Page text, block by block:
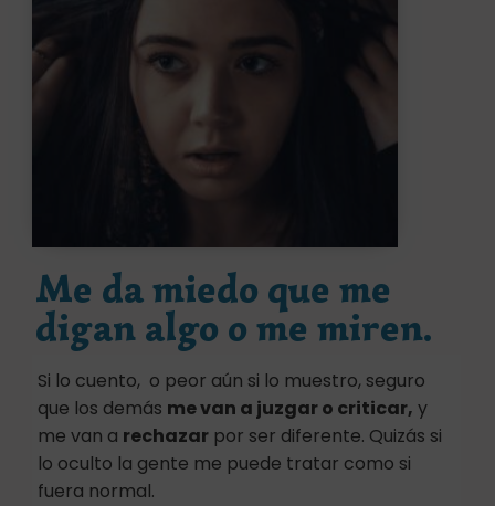
Me da miedo que me
digan algo o me miren.
Si lo cuento, o peor aún si lo muestro, seguro
que los demás me van a juzgar o criticar, y
me van a rechazar por ser diferente. Quizás si
lo oculto la gente me puede tratar como si
fuera normal.